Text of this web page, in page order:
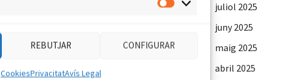
Màrqueting
REBUTJAR CONFIGURAR
CookiesPrivacitatAvís Legal
juliol 2025
juny 2025
maig 2025
abril 2025